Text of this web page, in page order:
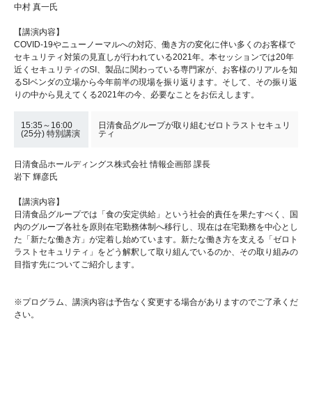
中村 真一氏
【講演内容】
COVID-19やニューノーマルへの対応、働き方の変化に伴い多くのお客様で
セキュリティ対策の見直しが行われている2021年。本セッションでは20年
近くセキュリティのSI、製品に関わっている専門家が、お客様のリアルを知
るSIベンダの立場から今年前半の現場を振り返ります。そして、その振り返
りの中から見えてくる2021年の今、必要なことをお伝えします。
15:35～16:00
(25分) 特別講演
日清食品グループが取り組むゼロトラストセキュリ
ティ
日清食品ホールディングス株式会社 情報企画部 課長
岩下 輝彦氏
【講演内容】
日清食品グループでは「食の安定供給」という社会的責任を果たすべく、国
内のグループ各社を原則在宅勤務体制へ移行し、現在は在宅勤務を中心とし
た「新たな働き方」が定着し始めています。新たな働き方を支える「ゼロト
ラストセキュリティ」をどう解釈して取り組んでいるのか、その取り組みの
目指す先についてご紹介します。
※プログラム、講演内容は予告なく変更する場合がありますのでご了承くだ
さい。